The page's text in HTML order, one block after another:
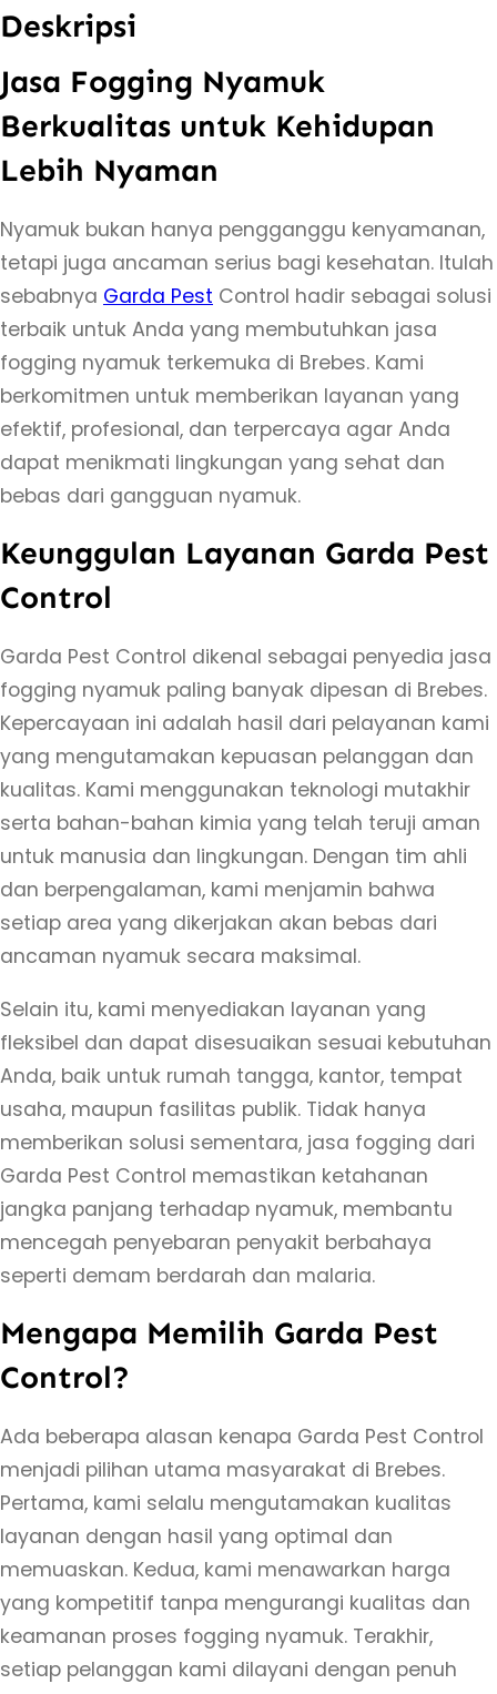
Deskripsi
Jasa Fogging Nyamuk
Berkualitas untuk Kehidupan
Lebih Nyaman
Nyamuk bukan hanya pengganggu kenyamanan,
tetapi juga ancaman serius bagi kesehatan. Itulah
sebabnya Garda Pest Control hadir sebagai solusi
terbaik untuk Anda yang membutuhkan jasa
fogging nyamuk terkemuka di Brebes. Kami
berkomitmen untuk memberikan layanan yang
efektif, profesional, dan terpercaya agar Anda
dapat menikmati lingkungan yang sehat dan
bebas dari gangguan nyamuk.
Keunggulan Layanan Garda Pest
Control
Garda Pest Control dikenal sebagai penyedia jasa
fogging nyamuk paling banyak dipesan di Brebes.
Kepercayaan ini adalah hasil dari pelayanan kami
yang mengutamakan kepuasan pelanggan dan
kualitas. Kami menggunakan teknologi mutakhir
serta bahan-bahan kimia yang telah teruji aman
untuk manusia dan lingkungan. Dengan tim ahli
dan berpengalaman, kami menjamin bahwa
setiap area yang dikerjakan akan bebas dari
ancaman nyamuk secara maksimal.
Selain itu, kami menyediakan layanan yang
fleksibel dan dapat disesuaikan sesuai kebutuhan
Anda, baik untuk rumah tangga, kantor, tempat
usaha, maupun fasilitas publik. Tidak hanya
memberikan solusi sementara, jasa fogging dari
Garda Pest Control memastikan ketahanan
jangka panjang terhadap nyamuk, membantu
mencegah penyebaran penyakit berbahaya
seperti demam berdarah dan malaria.
Mengapa Memilih Garda Pest
Control?
Ada beberapa alasan kenapa Garda Pest Control
menjadi pilihan utama masyarakat di Brebes.
Pertama, kami selalu mengutamakan kualitas
layanan dengan hasil yang optimal dan
memuaskan. Kedua, kami menawarkan harga
yang kompetitif tanpa mengurangi kualitas dan
keamanan proses fogging nyamuk. Terakhir,
setiap pelanggan kami dilayani dengan penuh